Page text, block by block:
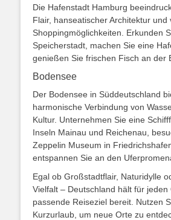
Die Hafenstadt Hamburg
Flair, hanseatischer Architektur und
Shoppingmöglichkeiten. Erkunden
Speicherstadt, machen Sie eine
genießen Sie frischen Fisch an der
Bodensee
Der Bodensee in Süddeutschland
harmonische Verbindung von
Kultur. Unternehmen Sie eine
Inseln Mainau und Reichenau,
Zeppelin Museum in
entspannen Sie an den
Egal ob Großstadtflair, Naturidylle
Vielfalt – Deutschland hält für jeden
passende Reiseziel bereit. Nutzen
Kurzurlaub, um neue Orte zu